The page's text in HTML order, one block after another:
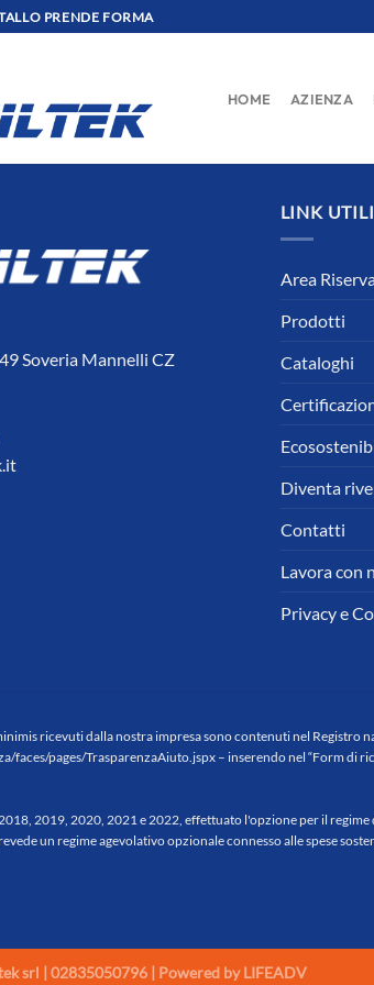
PRENDE FORMA
HOME AZIENZA
Soveria Mannelli CZ
LINK UTILI
Area
Prodotti
Cataloghi
Diventa
Contatti
Lavora con
Privacy e
ricevuti dalla nostra impresa sono contenuti nel Registro
faces/pages/TrasparenzaAiuto.jspx – inserendo nel “Form di
2019, 2020, 2021 e 2022, effettuato l'opzione per il
un regime agevolativo opzionale connesso alle spese
srl | 02835050796 | Powered by LIFEADV